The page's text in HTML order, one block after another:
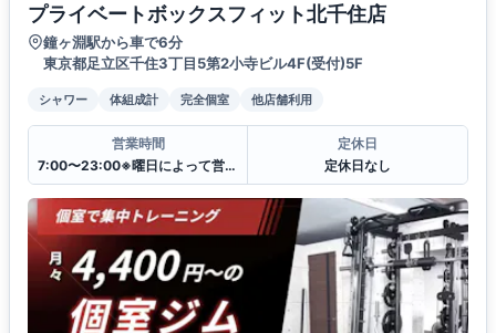
プライベートボックスフィット北千住店
鐘ヶ淵駅から車で6分
東京都足立区千住3丁目5第2小寺ビル4F(受付)5F
シャワー 体組成計 完全個室 他店舗利用
営業時間
7:00〜23:00※曜日によって営業時間が異なる場合がございます.
定休日
定休日なし